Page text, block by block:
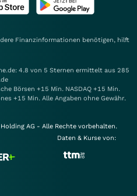
Finanzinformationen benötigen, hilft
4.8 von 5 Sternen ermittelt aus 285
Börsen +15 Min. NASDAQ +15 Min.
+15 Min. Alle Angaben ohne Gewähr.
AG - Alle Rechte vorbehalten.
Daten & Kurse von: